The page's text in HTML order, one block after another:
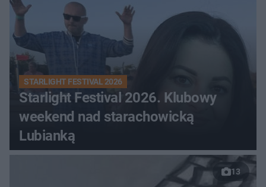
STARLIGHT FESTIVAL 2026
Starlight Festival 2026. Klubowy
weekend nad starachowicką
Lubianką
13